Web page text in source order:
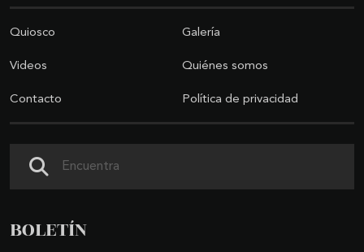
Quiosco Galería
Videos Quiénes somos
Contacto Política de privacidad
BOLETÍN